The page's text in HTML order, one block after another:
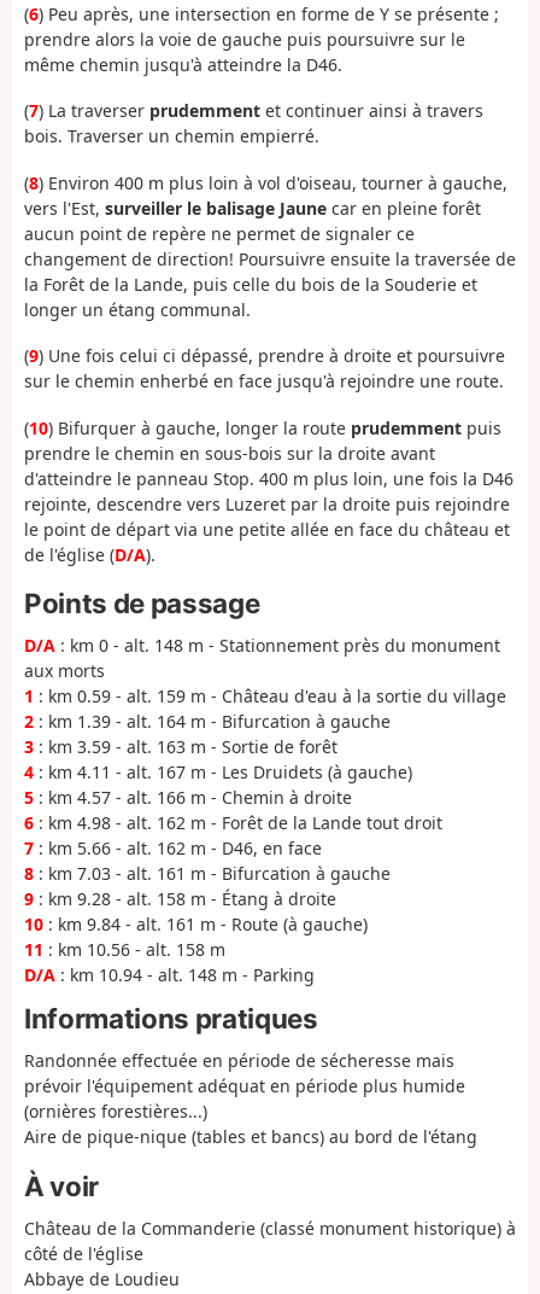
(6) Peu après, une intersection en forme de Y se présente ;
prendre alors la voie de gauche puis poursuivre sur le
même chemin jusqu'à atteindre la D46.
(7) La traverser prudemment et continuer ainsi à travers
bois. Traverser un chemin empierré.
(8) Environ 400 m plus loin à vol d'oiseau, tourner à gauche,
vers l'Est, surveiller le balisage Jaune car en pleine forêt
aucun point de repère ne permet de signaler ce
changement de direction! Poursuivre ensuite la traversée de
la Forêt de la Lande, puis celle du bois de la Souderie et
longer un étang communal.
(9) Une fois celui ci dépassé, prendre à droite et poursuivre
sur le chemin enherbé en face jusqu'à rejoindre une route.
(10) Bifurquer à gauche, longer la route prudemment puis
prendre le chemin en sous-bois sur la droite avant
d'atteindre le panneau Stop. 400 m plus loin, une fois la D46
rejointe, descendre vers Luzeret par la droite puis rejoindre
le point de départ via une petite allée en face du château et
de l'église (D/A).
Points de passage
D/A : km 0 - alt. 148 m - Stationnement près du monument
aux morts
1 : km 0.59 - alt. 159 m - Château d'eau à la sortie du village
2 : km 1.39 - alt. 164 m - Bifurcation à gauche
3 : km 3.59 - alt. 163 m - Sortie de forêt
4 : km 4.11 - alt. 167 m - Les Druidets (à gauche)
5 : km 4.57 - alt. 166 m - Chemin à droite
6 : km 4.98 - alt. 162 m - Forêt de la Lande tout droit
7 : km 5.66 - alt. 162 m - D46, en face
8 : km 7.03 - alt. 161 m - Bifurcation à gauche
9 : km 9.28 - alt. 158 m - Étang à droite
10 : km 9.84 - alt. 161 m - Route (à gauche)
11 : km 10.56 - alt. 158 m
D/A : km 10.94 - alt. 148 m - Parking
Informations pratiques
Randonnée effectuée en période de sécheresse mais
prévoir l'équipement adéquat en période plus humide
(ornières forestières...)
Aire de pique-nique (tables et bancs) au bord de l'étang
À voir
Château de la Commanderie (classé monument historique) à
côté de l'église
Abbaye de Loudieu